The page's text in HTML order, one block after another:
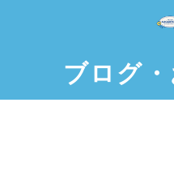
ブログ